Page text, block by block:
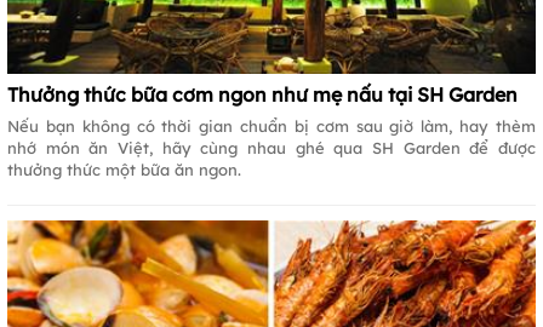
Thưởng thức bữa cơm ngon như mẹ nấu tại SH Garden
Nếu bạn không có thời gian chuẩn bị cơm sau giờ làm, hay thèm
nhớ món ăn Việt, hãy cùng nhau ghé qua SH Garden để được
thưởng thức một bữa ăn ngon.